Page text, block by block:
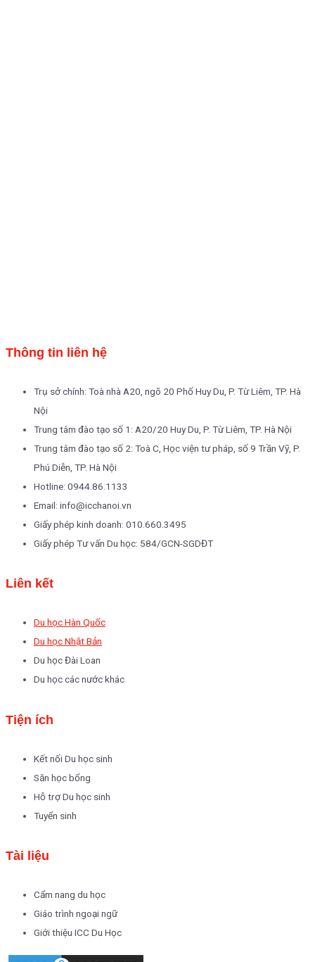
Thông tin liên hệ
Trụ sở chính: Toà nhà A20, ngõ 20 Phố Huy Du, P. Từ Liêm, TP. Hà
Nội
Trung tâm đào tạo số 1: A20/20 Huy Du, P. Từ Liêm, TP. Hà Nội
Trung tâm đào tạo số 2: Toà C, Học viện tư pháp, số 9 Trần Vỹ, P.
Phú Diễn, TP. Hà Nội
Hotline: 0944.86.1133
Email: info@icchanoi.vn
Giấy phép kinh doanh: 010.660.3495
Giấy phép Tư vấn Du học: 584/GCN-SGDĐT
Liên kết
Du học Hàn Quốc
Du học Nhật Bản
Du học Đài Loan
Du học các nước khác
Tiện ích
Kết nối Du học sinh
Săn học bổng
Hỗ trợ Du học sinh
Tuyển sinh
Tài liệu
Cẩm nang du học
Giáo trình ngoại ngữ
Giới thiệu ICC Du Học